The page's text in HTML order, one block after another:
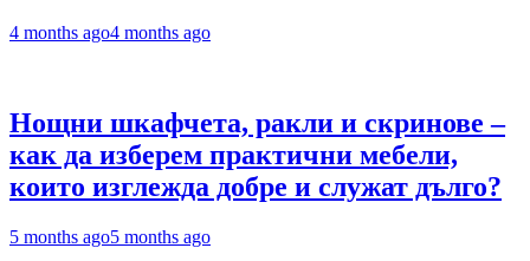
4 months ago4 months ago
Нощни шкафчета, ракли и скринове –
как да изберем практични мебели,
които изглежда добре и служат дълго?
5 months ago5 months ago